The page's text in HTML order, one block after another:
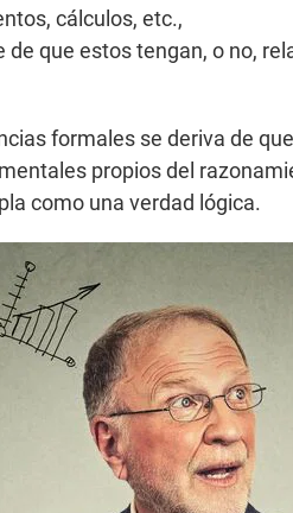
cálculos, etc.,
que estos tengan, o no,
formales se deriva de
propios del
como una verdad lógica.